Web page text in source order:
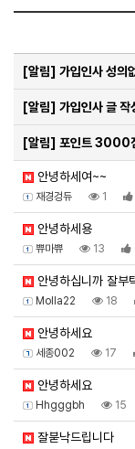
[알림] 가입인사 성의
[알림] 가입인사 글
[알림] 포인트 3000
안녕하세여~~
재경겅듀 1
안녕하세용
쀼마쀼 13
안녕하십니까 잘부
Molla22 18
안녕하세요
세종002 17
안녕하세요
Hhgggbh 15
잘붇낙드립니다